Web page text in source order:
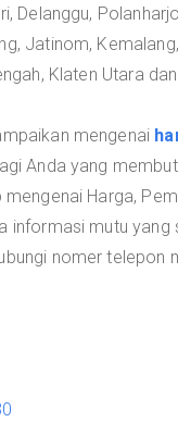
Delanggu,
Jatinom,
Klaten Utara
mengenai
Anda yang
Harga,
informasi mutu yang
nomer telepon